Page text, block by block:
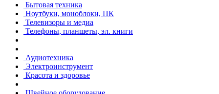
Бытовая техника
Ноутбуки, моноблоки, ПК
Телевизоры и медиа
Телефоны, планшеты, эл. книги
Аудиотехника
Электроинструмент
Красота и здоровье